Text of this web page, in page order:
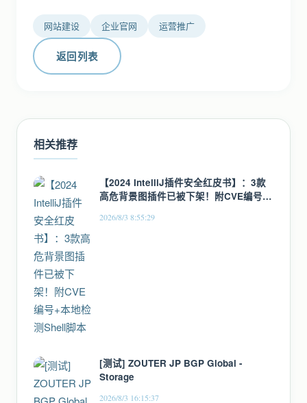
网站建设 企业官网 运营推广
返回列表
相关推荐
【2024 IntelliJ插件安全红皮书】：3款
高危背景图插件已被下架！附CVE编号
2026/8/3 8:55:29
[测试] ZOUTER JP BGP Global -
Storage
2026/8/3 16:15:37